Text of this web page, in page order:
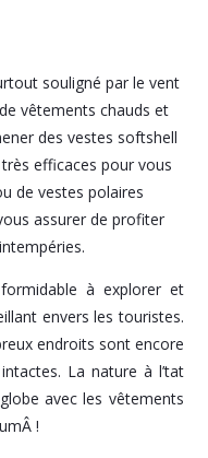
souligné par le vent
vêtements chauds et
des vestes softshell
efficaces pour vous
de vestes polaires
assurer de profiter
à explorer et
envers les touristes.
endroits sont encore
La nature à l’tat
avec les vêtements
!